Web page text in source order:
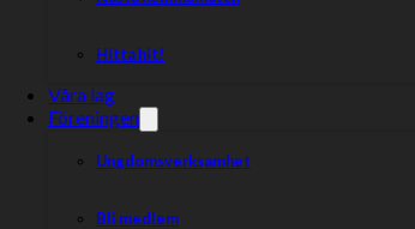
Hitta hit!
Våra lag
Föreningen
Ungdomsverksamhet
Bli medlem